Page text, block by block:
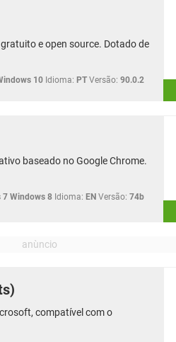
e open source. Dotado de
10 Idioma: PT Versão: 90.0.2
baseado no Google Chrome.
7 Windows 8 Idioma: EN Versão: 74b
compatível com o